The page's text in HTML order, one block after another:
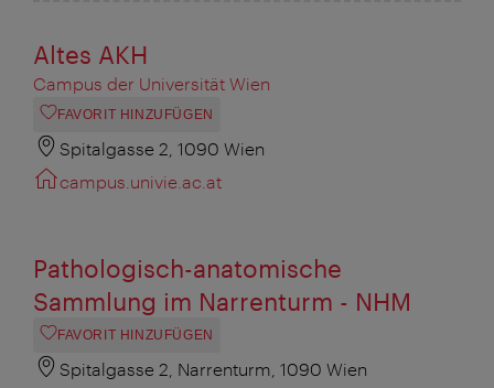
Altes AKH
Campus der Universität Wien
FAVORIT HINZUFÜGEN
Spitalgasse 2, 1090 Wien
campus.univie.ac.at
Pathologisch-anatomische
Sammlung im Narrenturm - NHM
FAVORIT HINZUFÜGEN
Spitalgasse 2, Narrenturm, 1090 Wien